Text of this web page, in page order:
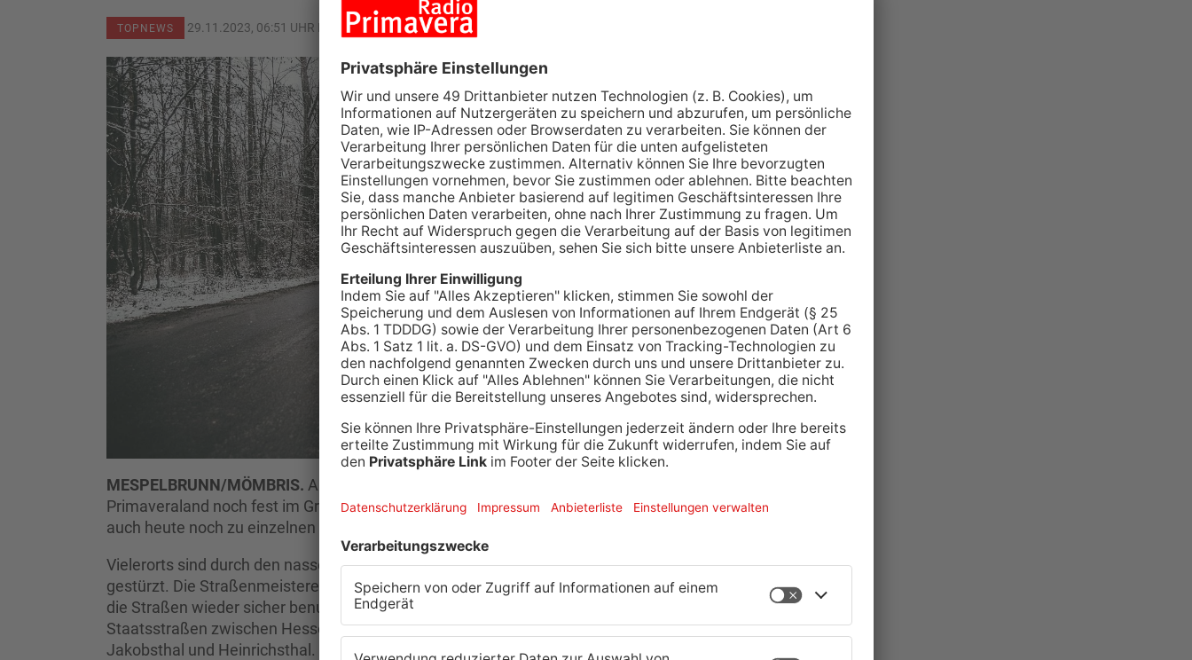
TOPNEWS 29.11.2023, 06:51 UHR IN PRIMAVERALAND
MESPELBRUNN/MÖMBRIS. Auch an Tag zwei nach dem Einbruch hat der Winter das
Primaveraland noch fest im Griff. In den Kreisen Aschaffenburg und Miltenberg kommt es
auch heute noch zu einzelnen Straßensperrungen und Einschränkungen.
Vielerorts sind durch den nassen, sehr schweren Schnee Bäume auf die Fahrbahnen
gestürzt. Die Straßenmeistereien und Feuerwehren in der Region sind im Dauereinsatz, um
die Straßen wieder sicher benutzbar zu machen. Gesperrt sind beispielsweise die
Staatsstraßen zwischen Hessental und Rohrbrunn oder auch die Kreisstraße zwischen
Jakobsthal und Heinrichsthal. Auf der Staatsstraße zwischen Mömbris-Kaltenberg und